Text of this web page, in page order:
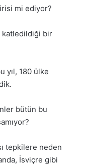
mi ediyor?
katledildiği bir
yıl, 180 ülke
bütün bu
tepkilere neden
İsviçre gibi